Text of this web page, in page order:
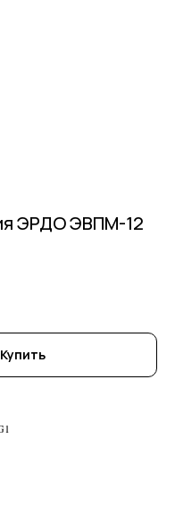
ЭРДО ЭВПМ-12
Купить